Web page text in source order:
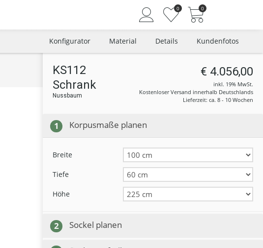
0 0
Konfigurator Material Details Kundenfotos
KS112
Schrank
Nussbaum
€ 4.056,00
inkl. 19% MwSt.
Kostenloser Versand innerhalb Deutschlands
Lieferzeit: ca. 8 - 10 Wochen
1 Korpusmaße planen
Breite
Tiefe
Höhe
2 Sockel planen